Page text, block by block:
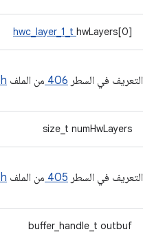
hwc_layer_1_t hwLayers[0]
التعريف في السطر 406 من الملف
size_t numHwLayers
التعريف في السطر 405 من الملف
buffer_handle_t outbuf